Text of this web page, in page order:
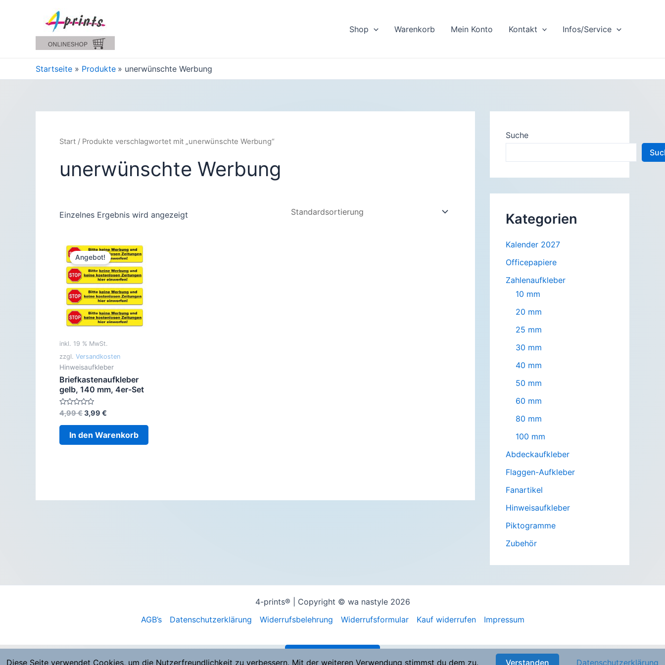
Shop Warenkorb Mein Konto Kontakt Infos/Service
Startseite Produkte unerwünschte Werbung
Start / Produkte verschlagwortet mit „unerwünschte Werbung“
unerwünschte Werbung
Einzelnes Ergebnis wird angezeigt
Angebot!
inkl. 19 % MwSt.
zzgl. Versandkosten
Hinweisaufkleber
Briefkastenaufkleber
gelb, 140 mm, 4er-Set
Bewertet
mit
0
4,99€Ursprünglicher
war:
4,99 €
3,99 €
3,99 €.
In den Warenkorb
Suche
Kategorien
Kalender 2027
Officepapiere
Zahlenaufkleber
10 mm
20 mm
25 mm
30 mm
40 mm
50 mm
60 mm
80 mm
100 mm
Abdeckaufkleber
Flaggen-Aufkleber
Fanartikel
Hinweisaufkleber
Piktogramme
Zubehör
4-prints® | Copyright © wa nastyle 2026
AGB’s
Datenschutzerklärung Widerrufsbelehrung Widerrufsformular Kauf widerrufen Impressum
Diese Seite verwendet Cookies, um die Nutzerfreundlichkeit zu verbessern. Mit der weiteren Verwendung stimmst du dem zu.
Verstanden Datenschutzerklärung